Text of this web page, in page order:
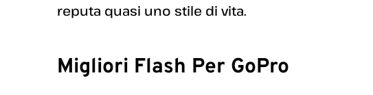
reputa quasi uno stile di vita.
Migliori Flash Per GoPro